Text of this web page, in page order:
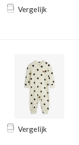
Vergelijk
Vergelijk